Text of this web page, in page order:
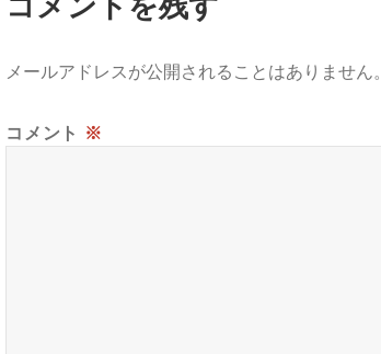
メールアドレスが公開されることはありません。
コメント ※